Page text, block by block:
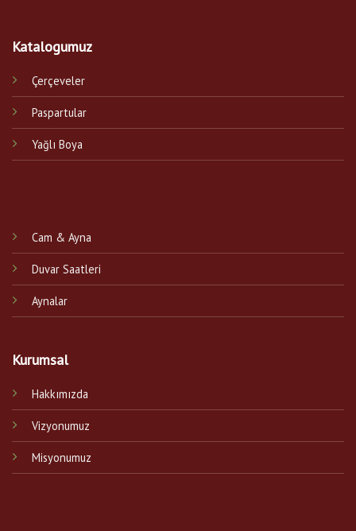
Katalogumuz
Çerçeveler
Paspartular
Yağlı Boya
Cam & Ayna
Duvar Saatleri
Aynalar
Kurumsal
Hakkımızda
Vizyonumuz
Misyonumuz